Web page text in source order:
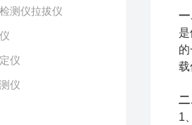
测仪拉拔仪
仪
仪
一
载
二
1